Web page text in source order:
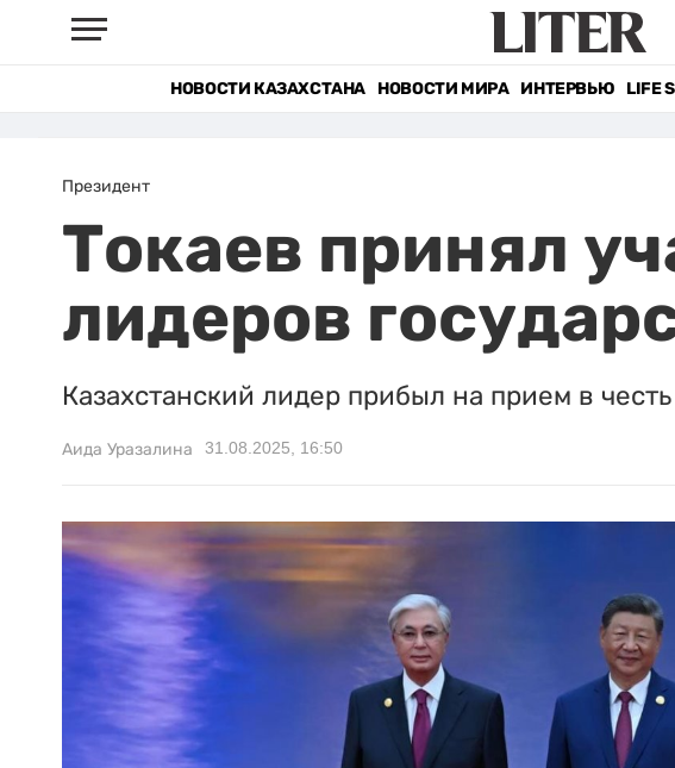
НОВОСТИ КАЗАХСТАНА НОВОСТИ МИРА ИНТЕРВЬЮ LIFE
Президент
Токаев принял
лидеров
Казахстанский лидер прибыл на прием в
Аида Уразалина 31.08.2025, 16:50